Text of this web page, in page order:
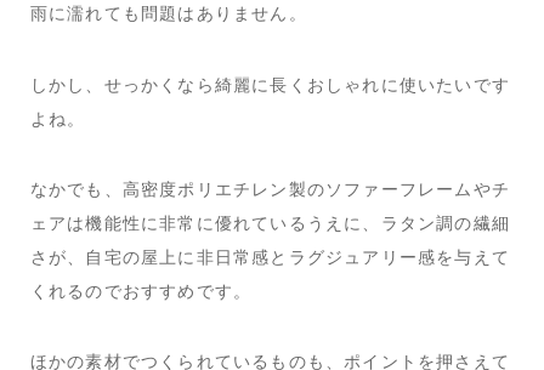
雨に濡れても問題はありません。
しかし、せっかくなら綺麗に長くおしゃれに使いたいです
よね。
なかでも、高密度ポリエチレン製のソファーフレームやチ
ェアは機能性に非常に優れているうえに、ラタン調の繊細
さが、自宅の屋上に非日常感とラグジュアリー感を与えて
くれるのでおすすめです。
ほかの素材でつくられているものも、ポイントを押さえて